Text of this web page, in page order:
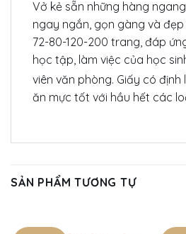
Vở kẻ sẵn những hàng
ngay ngắn, gọn gàng và
72-80-120-200 trang, đáp
học tập, làm việc của học
viên văn phòng. Giấy có định
ăn mực tốt với hầu hết các
SẢN PHẨM TƯƠNG TỰ